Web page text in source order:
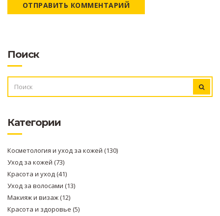
ОТПРАВИТЬ КОММЕНТАРИЙ
Поиск
Категории
Косметология и уход за кожей (130)
Уход за кожей (73)
Красота и уход(41)
Уход за волосами (13)
Макияж и визаж(12)
Красота и здоровье (5)